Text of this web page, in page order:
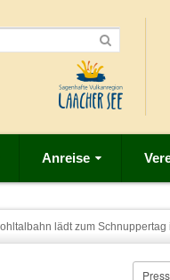
Anreise
lädt zum